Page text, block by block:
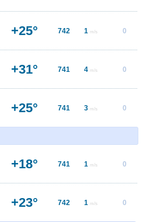
+25° 742 1 m/s 0
+31° 741 4 m/s 0
+25° 741 3 m/s 0
+18° 741 1 m/s 0
+23° 742 1 m/s 0